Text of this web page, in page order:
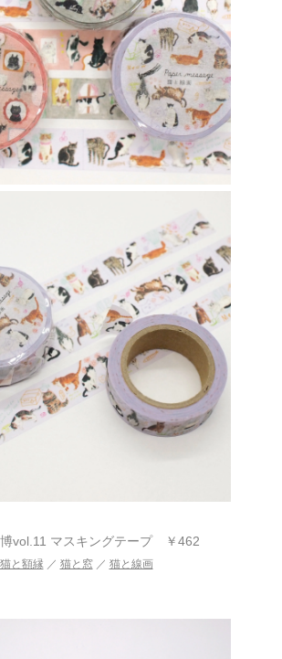
vol.11 マスキングテープ ￥462
猫と額縁／ 猫と窓 ／ 猫と線画